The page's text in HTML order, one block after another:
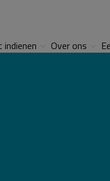
indienen Over ons